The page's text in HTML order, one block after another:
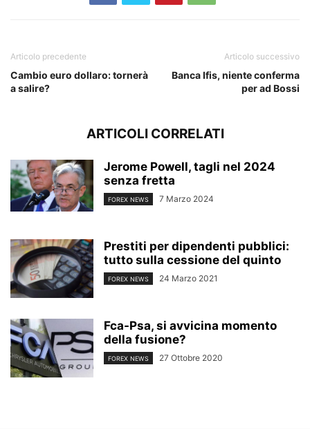
Articolo precedente
Cambio euro dollaro: tornerà
a salire?
Articolo successivo
Banca Ifis, niente conferma
per ad Bossi
ARTICOLI CORRELATI
Jerome Powell, tagli nel 2024
senza fretta
FOREX NEWS 7 Marzo 2024
Prestiti per dipendenti pubblici:
tutto sulla cessione del quinto
FOREX NEWS 24 Marzo 2021
Fca-Psa, si avvicina momento
della fusione?
FOREX NEWS 27 Ottobre 2020